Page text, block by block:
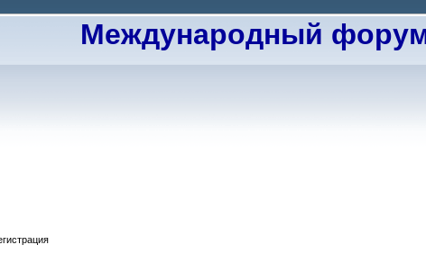
Международный